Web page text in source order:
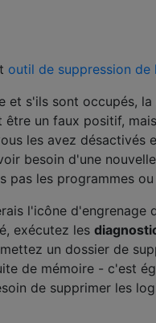
outil de suppression
et s'ils sont occupés,
un faux positif,
les avez
besoin d'une
pas les programmes
l'icône d'engrenage
exécutez les
un dossier de
de mémoire - c'est
de supprimer les